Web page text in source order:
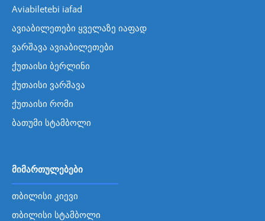
Aviabiletebi iafad
ავიაბილეთები ყველაზე იაფად
ვარშავა ავიაბილეთები
ქუთაისი ბერლინი
ქუთაისი ვარშავა
ქუთაისი რომი
ბათუმი სტამბოლი
მიმართულებები
თბილისი კიევი
თბილისი სტამბოლი